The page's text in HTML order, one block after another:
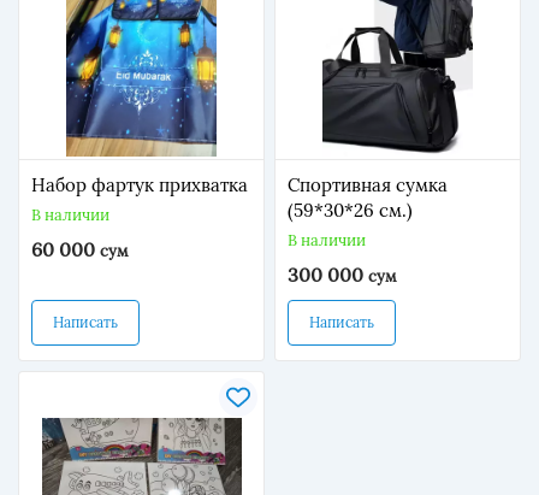
Набор фартук прихватка
В наличии
60 000 сум
Написать
Спортивная сумка
(59*30*26 см.)
В наличии
300 000 сум
Написать